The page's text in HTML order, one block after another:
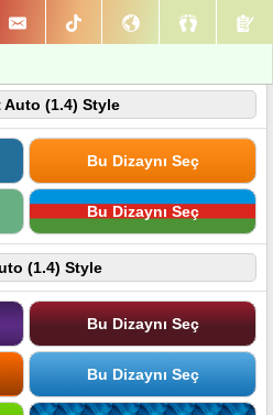
Auto (1.4) Style
Bu Dizaynı Seç
Bu Dizaynı Seç
(1.4) Style
Bu Dizaynı Seç
Bu Dizaynı Seç